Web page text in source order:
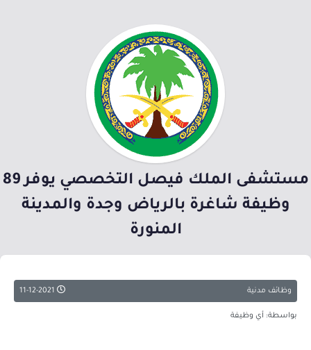
مستشفى الملك فيصل التخصصي يوفر 89
وظيفة شاغرة بالرياض وجدة والمدينة
المنورة
وظائف مدنية
بواسطة: أي وظيفة